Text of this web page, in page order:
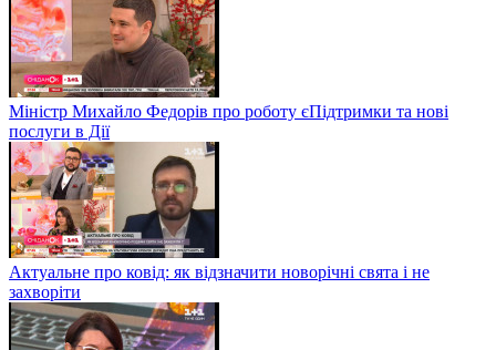
Міністр Михайло Федорів про роботу єПідтримки та нові
послуги в Дії
Актуальне про ковід: як відзначити новорічні свята і не
захворіти